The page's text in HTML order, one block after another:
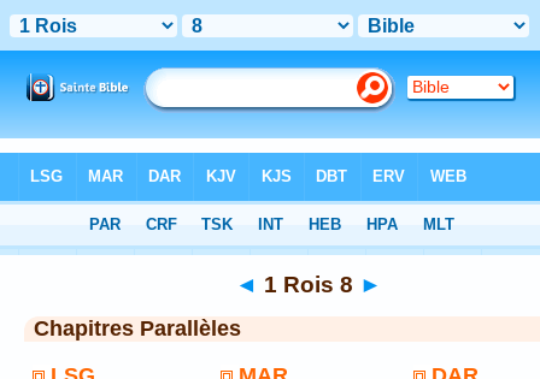
◄ 1 Rois 8 ►
Chapitres Parallèles